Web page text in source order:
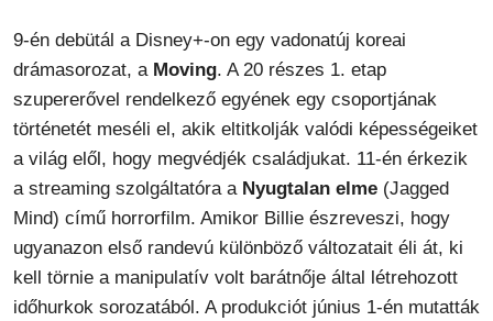
9-én debütál a Disney+-on egy vadonatúj koreai
drámasorozat, a Moving. A 20 részes 1. etap
szupererővel rendelkező egyének egy csoportjának
történetét meséli el, akik eltitkolják valódi képességeiket
a világ elől, hogy megvédjék családjukat. 11-én érkezik
a streaming szolgáltatóra a Nyugtalan elme (Jagged
Mind) című horrorfilm. Amikor Billie észreveszi, hogy
ugyanazon első randevú különböző változatait éli át, ki
kell törnie a manipulatív volt barátnője által létrehozott
időhurkok sorozatából. A produkciót június 1-én mutatták